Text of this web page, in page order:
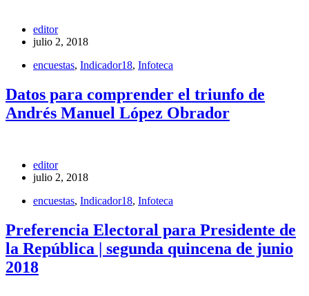
editor
julio 2, 2018
encuestas, Indicador18, Infoteca
Datos para comprender el triunfo de
Andrés Manuel López Obrador
editor
julio 2, 2018
encuestas, Indicador18, Infoteca
Preferencia Electoral para Presidente de
la República | segunda quincena de junio
2018